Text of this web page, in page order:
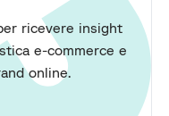
ricevere insight
e-commerce e
online.